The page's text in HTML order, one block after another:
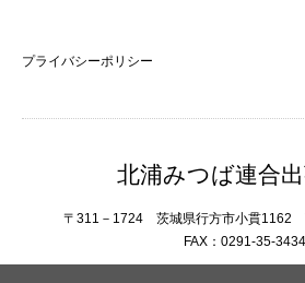
プライバシーポリシー
北浦みつば連合
〒311－1724 茨城県行方市小貫1162
FAX：0291-35-3434